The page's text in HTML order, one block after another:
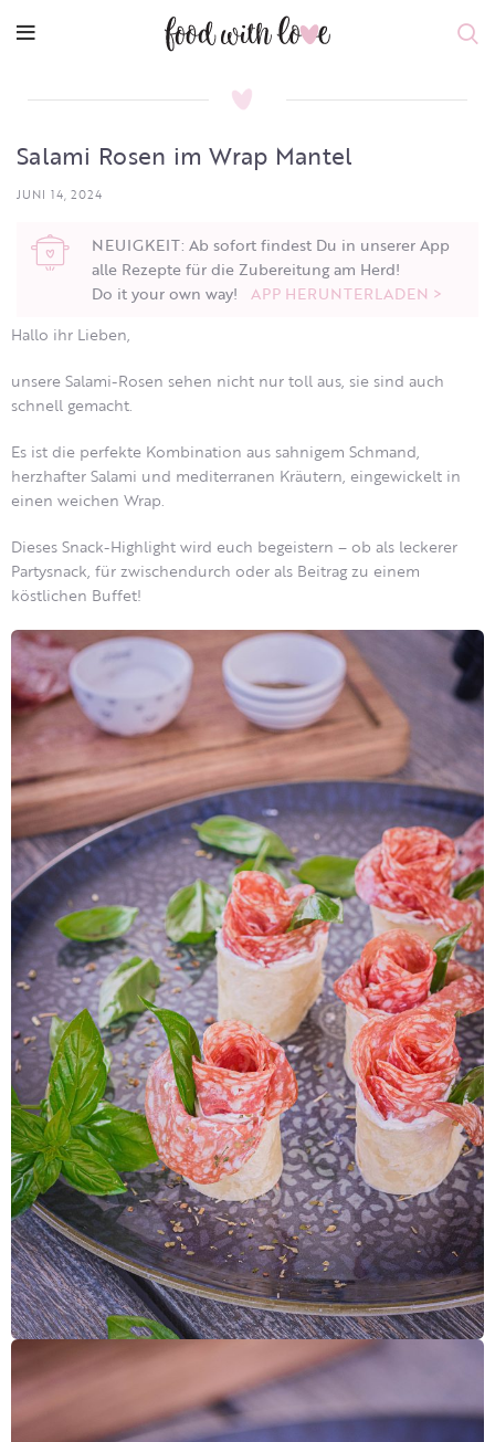
Salami Rosen im Wrap Mantel
JUNI 14, 2024
NEUIGKEIT: Ab sofort findest Du in unserer App
alle Rezepte für die Zubereitung am Herd!
Do it your own way! APP HERUNTERLADEN >
Hallo ihr Lieben,
unsere Salami-Rosen sehen nicht nur toll aus, sie sind auch
schnell gemacht.
Es ist die perfekte Kombination aus sahnigem Schmand,
herzhafter Salami und mediterranen Kräutern, eingewickelt in
einen weichen Wrap.
Dieses Snack-Highlight wird euch begeistern – ob als leckerer
Partysnack, für zwischendurch oder als Beitrag zu einem
köstlichen Buffet!